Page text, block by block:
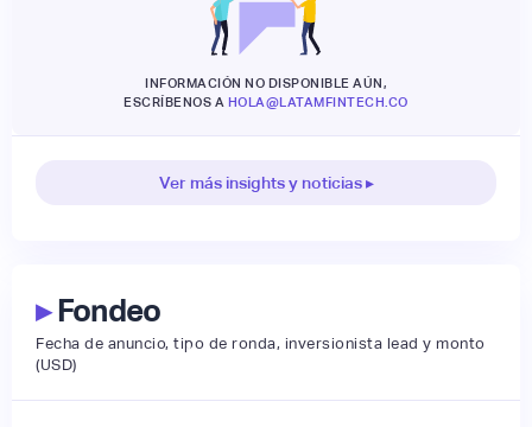
INFORMACIÓN NO DISPONIBLE AÚN,
ESCRÍBENOS A HOLA@LATAMFINTECH.CO
Ver más insights y noticias ▸
▸Fondeo
Fecha de anuncio, tipo de ronda, inversionista lead y monto
(USD)